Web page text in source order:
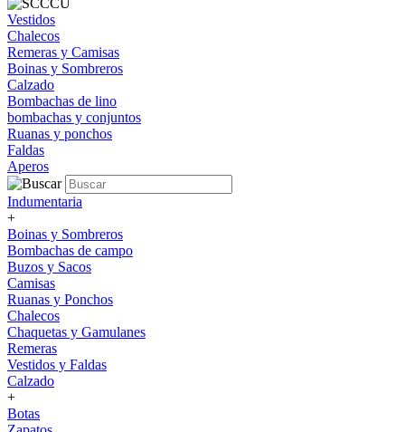
Vestidos
Chalecos
Remeras y Camisas
Boinas y Sombreros
Calzado
Bombachas de lino
bombachas y conjuntos
Ruanas y ponchos
Faldas
Aperos
Indumentaria
+
Boinas y Sombreros
Bombachas de campo
Buzos y Sacos
Camisas
Ruanas y Ponchos
Chalecos
Chaquetas y Gamulanes
Remeras
Vestidos y Faldas
Calzado
+
Botas